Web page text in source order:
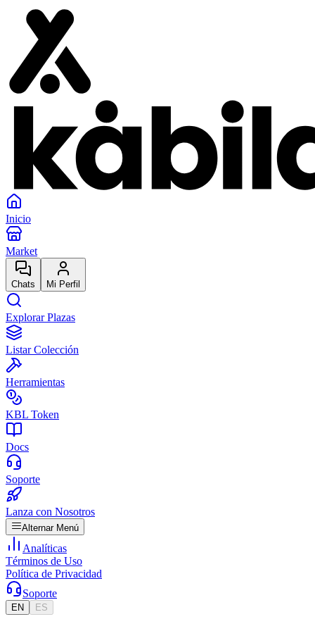
Inicio
Market
Chats Mi Perfil
Explorar Plazas
Listar Colección
Herramientas
KBL Token
Docs
Soporte
Lanza con Nosotros
Alternar Menú
Analíticas
Términos de Uso
Política de Privacidad
Soporte
EN ES